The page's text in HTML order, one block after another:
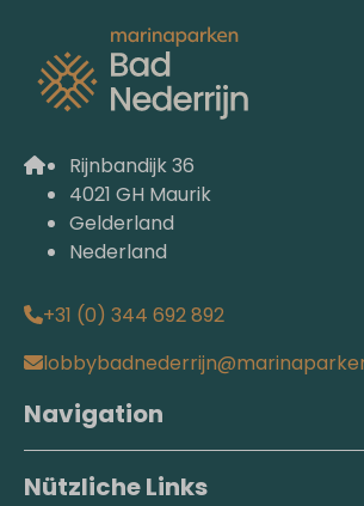
Rijnbandijk 36
4021 GH Maurik
Gelderland
Nederland
+31 (0) 344 692 892
Navigation
Nützliche Links